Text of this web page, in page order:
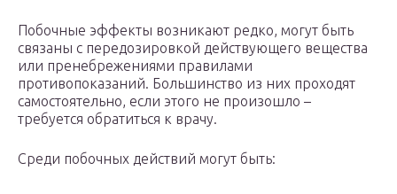
Побочные эффекты возникают редко, могут быть
связаны с передозировкой действующего вещества
или пренебрежениями правилами
противопоказаний. Большинство из них проходят
самостоятельно, если этого не произошло –
требуется обратиться к врачу.
Среди побочных действий могут быть: